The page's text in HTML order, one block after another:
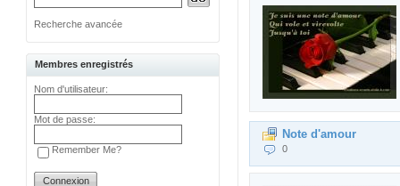
Recherche avancée
Membres enregistrés
Nom d'utilisateur:
Mot de passe:
Remember Me?
Note d'amour
0